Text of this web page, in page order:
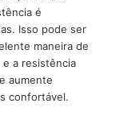
é
Isso pode ser
maneira de
e a resistência
aumente
confortável.